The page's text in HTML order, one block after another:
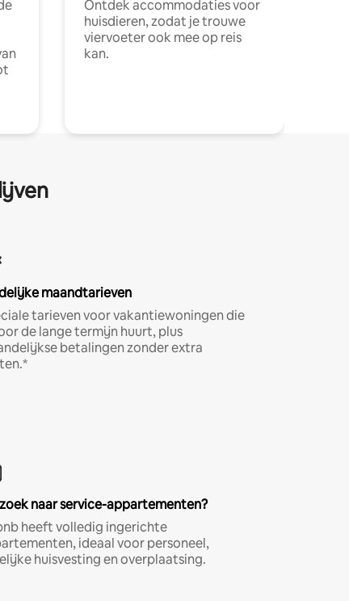
Ontdek accommodaties voor
huisdieren, zodat je trouwe
viervoeter ook mee op reis
kan.
maandtarieven
tarieven voor vakantiewoningen die
de lange termijn huurt, plus
betalingen zonder extra
naar service-appartementen?
heeft volledig ingerichte
ideaal voor personeel,
huisvesting en overplaatsing.